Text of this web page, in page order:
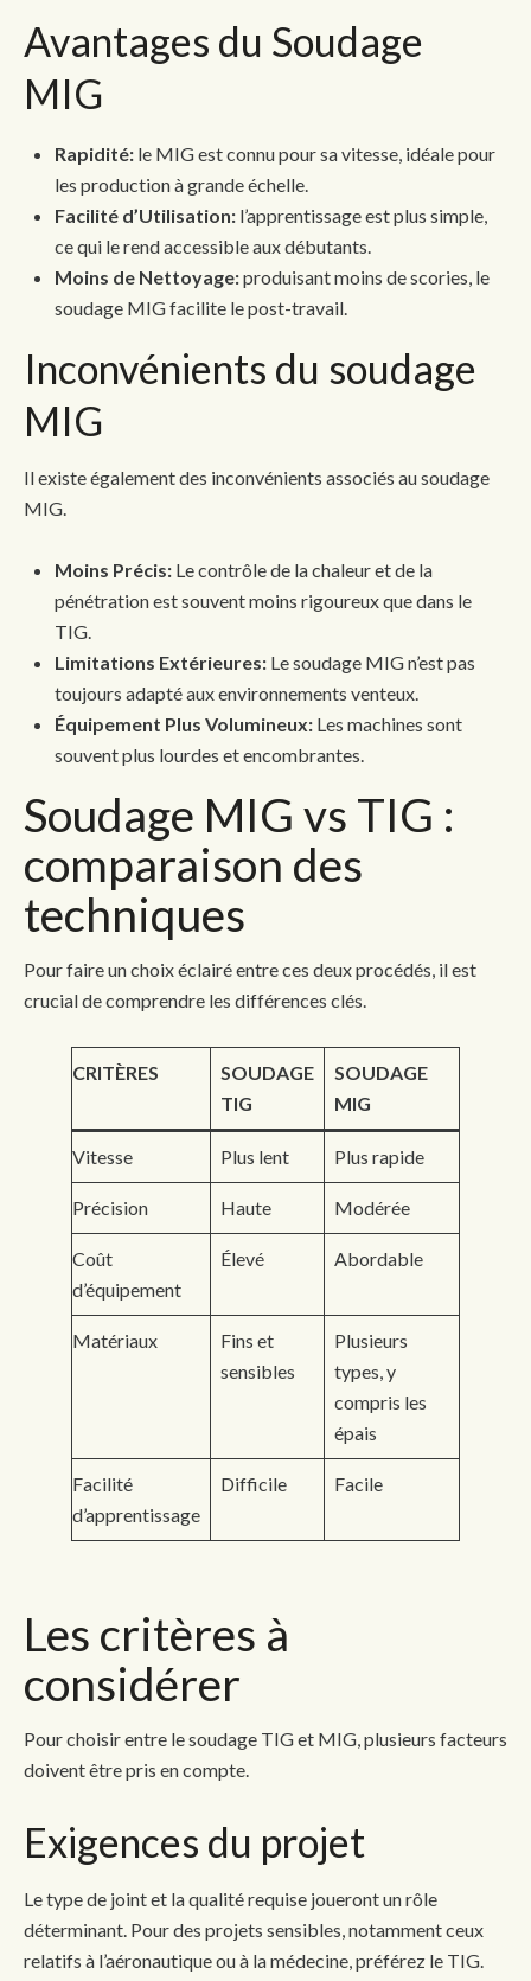
Avantages du Soudage
MIG
Rapidité: le MIG est connu pour sa vitesse, idéale pour
les production à grande échelle.
Facilité d’Utilisation: l’apprentissage est plus simple,
ce qui le rend accessible aux débutants.
Moins de Nettoyage:produisant moins de scories, le
soudage MIG facilite le post-travail.
Inconvénients du soudage
MIG
Il existe également des inconvénients associés au soudage
MIG.
Moins Précis: Le contrôle de la chaleur et de la
pénétration est souvent moins rigoureux que dans le
TIG.
Limitations Extérieures: Le soudage MIG n’est pas
toujours adapté aux environnements venteux.
Équipement Plus Volumineux: Les machines sont
souvent plus lourdes et encombrantes.
Soudage MIG vs TIG :
comparaison des
techniques
Pour faire un choix éclairé entre ces deux procédés, il est
crucial de comprendre les différences clés.
CRITÈRES
SOUDAGE
TIG
SOUDAGE
MIG
Vitesse Plus lent Plus rapide
Précision Haute Modérée
Coût
d’équipement
Élevé Abordable
Matériaux
Fins et
sensibles
Plusieurs
types, y
compris les
épais
Facilité
d’apprentissage
Difficile Facile
Les critères à
considérer
Pour choisir entre le soudage TIG et MIG, plusieurs facteurs
doivent être pris en compte.
Exigences du projet
Le type de joint et la qualité requise joueront un rôle
déterminant. Pour des projets sensibles, notamment ceux
relatifs à l’aéronautique ou à la médecine, préférez le TIG.